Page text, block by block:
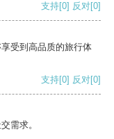
支持[0] 反对[0]
受到高品质的旅行体
支持[0] 反对[0]
需求。